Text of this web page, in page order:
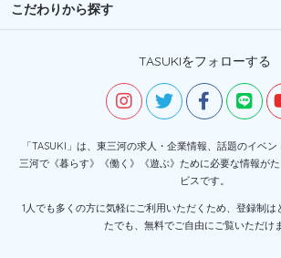
こだわりから探す
TASUKIをフォローする
「TASUKI」は、東三河の求人・企業情報、話題のイベ
三河で《暮らす》《働く》《遊ぶ》ために必要な情報が
ビスです。
1人でも多くの方に気軽にご利用いただくため、登録制は
たでも、無料でご自由にご覧いただけ